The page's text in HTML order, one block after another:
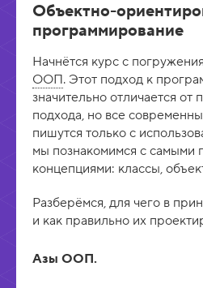
Объектно-
программирование
Начнётся курс с
ООП. Этот подход к
значительно отличается от
подхода, но все
пишутся только с
мы познакомимся с самыми
концепциями: классы,
Разберёмся, для чего в
и как правильно их
Азы ООП.